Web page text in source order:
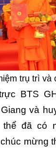
trụ trì và
BTS
và
thể đã có
mừng